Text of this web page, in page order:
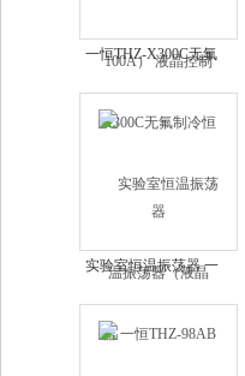
一恒THZ-X300C无氟
屏）
实验室恒温振荡器 一